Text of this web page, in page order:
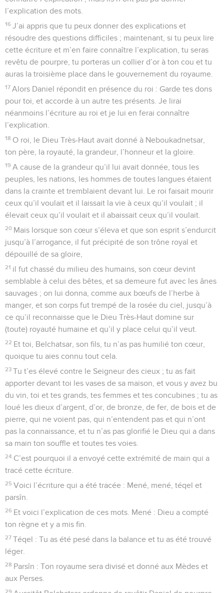
l’explication des mots.
16 J’ai appris que tu peux donner des explications et
résoudre des questions difficiles ; maintenant, si tu peux lire
cette écriture et m’en faire connaître l’explication, tu seras
revêtu de pourpre, tu porteras un collier d’or à ton cou et tu
auras la troisième place dans le gouvernement du royaume.
17 Alors Daniel répondit en présence du roi : Garde tes dons
pour toi, et accorde à un autre tes présents. Je lirai
néanmoins l’écriture au roi et je lui en ferai connaître
l’explication.
18 O roi, le Dieu Très-Haut avait donné à Neboukadnetsar,
ton père, la royauté, la grandeur, l’honneur et la gloire.
19 A cause de la grandeur qu’il lui avait donnée, tous les
peuples, les nations, les hommes de toutes langues étaient
dans la crainte et tremblaient devant lui. Le roi faisait mourir
ceux qu’il voulait et il laissait la vie à ceux qu’il voulait ; il
élevait ceux qu’il voulait et il abaissait ceux qu’il voulait.
20 Mais lorsque son cœur s’éleva et que son esprit s’endurcit
jusqu’à l’arrogance, il fut précipité de son trône royal et
dépouillé de sa gloire,
21 il fut chassé du milieu des humains, son cœur devint
semblable à celui des bêtes, et sa demeure fut avec les ânes
sauvages ; on lui donna, comme aux bœufs de l’herbe à
manger, et son corps fut trempé de la rosée du ciel, jusqu’à
ce qu’il reconnaisse que le Dieu Très-Haut domine sur
(toute) royauté humaine et qu’il y place celui qu’il veut.
22 Et toi, Belchatsar, son fils, tu n’as pas humilié ton cœur,
quoique tu aies connu tout cela.
23 Tu t’es élevé contre le Seigneur des cieux ; tu as fait
apporter devant toi les vases de sa maison, et vous y avez bu
du vin, toi et tes grands, tes femmes et tes concubines ; tu as
loué les dieux d’argent, d’or, de bronze, de fer, de bois et de
pierre, qui ne voient pas, qui n’entendent pas et qui n’ont
pas la connaissance, et tu n’as pas glorifié le Dieu qui a dans
sa main ton souffle et toutes tes voies.
24 C’est pourquoi il a envoyé cette extrémité de main qui a
tracé cette écriture.
25 Voici l’écriture qui a été tracée : Mené, mené, téqel et
parsîn.
26 Et voici l’explication de ces mots. Mené : Dieu a compté
ton règne et y a mis fin.
27 Téqel : Tu as été pesé dans la balance et tu as été trouvé
léger.
28 Parsîn : Ton royaume sera divisé et donné aux Mèdes et
aux Perses.
29